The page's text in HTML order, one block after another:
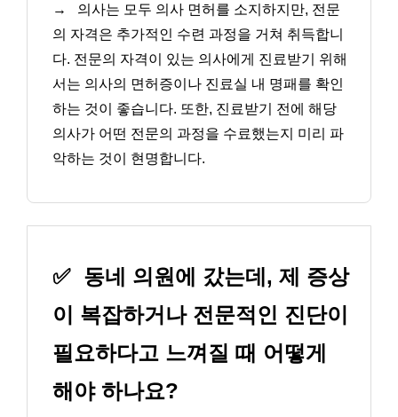
→
의사는 모두 의사 면허를 소지하지만, 전문
의 자격은 추가적인 수련 과정을 거쳐 취득합니
다. 전문의 자격이 있는 의사에게 진료받기 위해
서는 의사의 면허증이나 진료실 내 명패를 확인
하는 것이 좋습니다. 또한, 진료받기 전에 해당
의사가 어떤 전문의 과정을 수료했는지 미리 파
악하는 것이 현명합니다.
✅ 동네 의원에 갔는데, 제 증상
이 복잡하거나 전문적인 진단이
필요하다고 느껴질 때 어떻게
해야 하나요?